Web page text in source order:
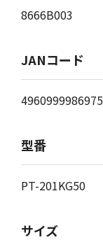
8666B003
JANコード
4960999986975
型番
PT-201KG50
サイズ